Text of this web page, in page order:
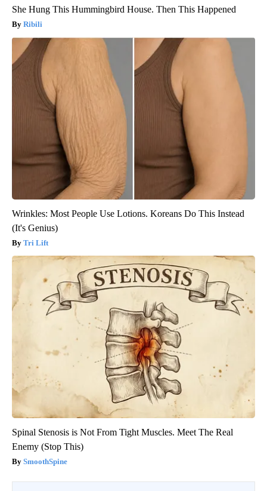
She Hung This Hummingbird House. Then This Happened
Ribili
Wrinkles: Most People Use Lotions. Koreans Do This Instead
(It's Genius)
Tri Lift
Spinal Stenosis is Not From Tight Muscles. Meet The Real
Enemy (Stop This)
SmoothSpine